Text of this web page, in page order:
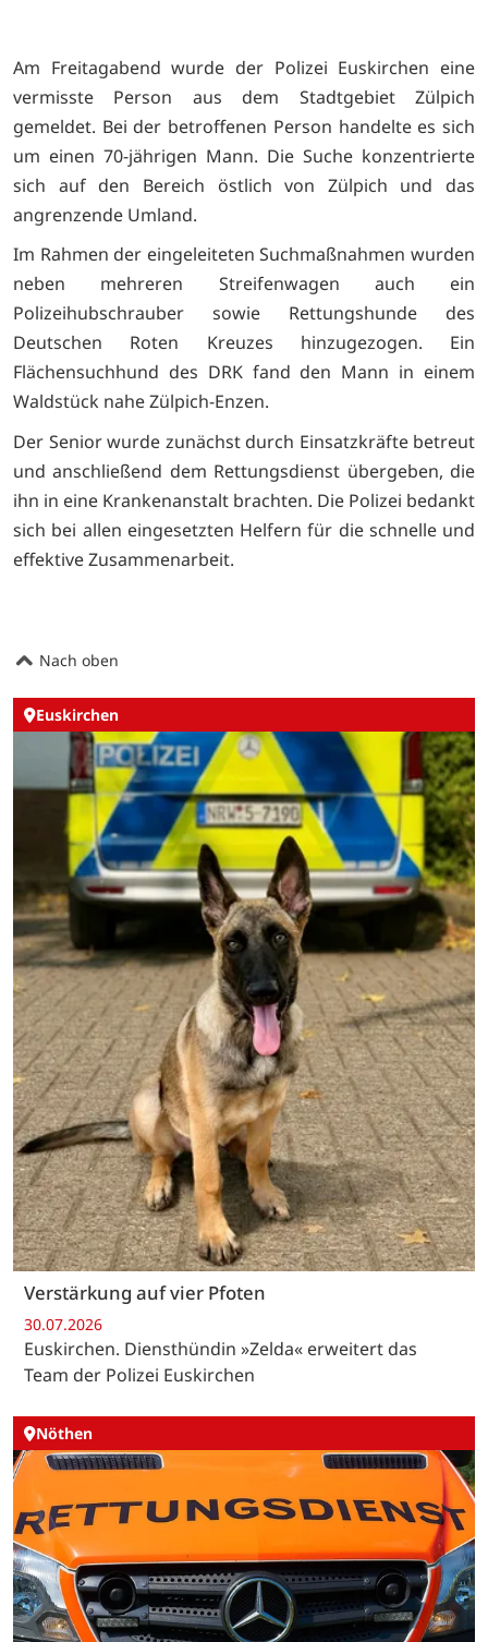
Am Freitagabend wurde der Polizei Euskirchen eine
vermisste Person aus dem Stadtgebiet Zülpich
gemeldet. Bei der betroffenen Person handelte es sich
um einen 70-jährigen Mann. Die Suche konzentrierte
sich auf den Bereich östlich von Zülpich und das
angrenzende Umland.
Im Rahmen der eingeleiteten Suchmaßnahmen wurden
neben mehreren Streifenwagen auch ein
Polizeihubschrauber sowie Rettungshunde des
Deutschen Roten Kreuzes hinzugezogen. Ein
Flächensuchhund des DRK fand den Mann in einem
Waldstück nahe Zülpich-Enzen.
Der Senior wurde zunächst durch Einsatzkräfte betreut
und anschließend dem Rettungsdienst übergeben, die
ihn in eine Krankenanstalt brachten. Die Polizei bedankt
sich bei allen eingesetzten Helfern für die schnelle und
effektive Zusammenarbeit.
Nach oben
Euskirchen
Verstärkung auf vier Pfoten
30.07.2026
Euskirchen. Diensthündin »Zelda« erweitert das
Team der Polizei Euskirchen
Nöthen